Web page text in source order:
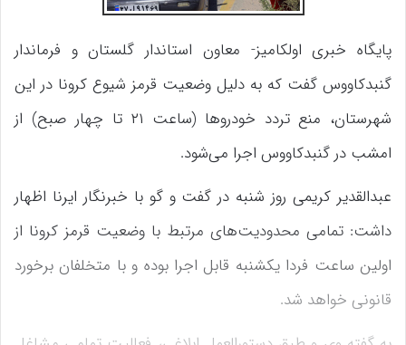
پایگاه خبری اولکامیز- معاون استاندار گلستان و فرماندار
گنبدکاووس گفت که به دلیل وضعیت قرمز شیوع کرونا در این
شهرستان، منع تردد خودروها (ساعت ۲۱ تا چهار صبح) از
امشب در گنبدکاووس اجرا می‌شود.
عبدالقدیر کریمی روز شنبه در گفت و گو با خبرنگار ایرنا اظهار
داشت: تمامی محدودیت‌های مرتبط با وضعیت قرمز کرونا از
اولین ساعت فردا یکشنبه قابل اجرا بوده و با متخلفان برخورد
قانونی خواهد شد.